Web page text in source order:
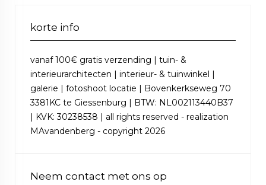
korte info
vanaf 100€ gratis verzending | tuin- &
interieurarchitecten | interieur- & tuinwinkel |
galerie | fotoshoot locatie | Bovenkerkseweg 70
3381KC te Giessenburg | BTW: NL002113440B37
| KVK: 30238538 | all rights reserved - realization
MAvandenberg - copyright 2026
Neem contact met ons op